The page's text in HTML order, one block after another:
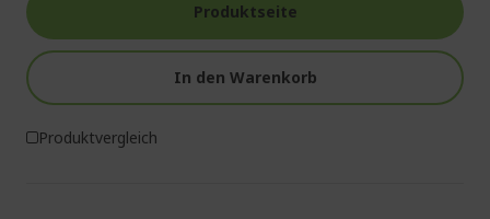
Produktseite
In den Warenkorb
Produktvergleich